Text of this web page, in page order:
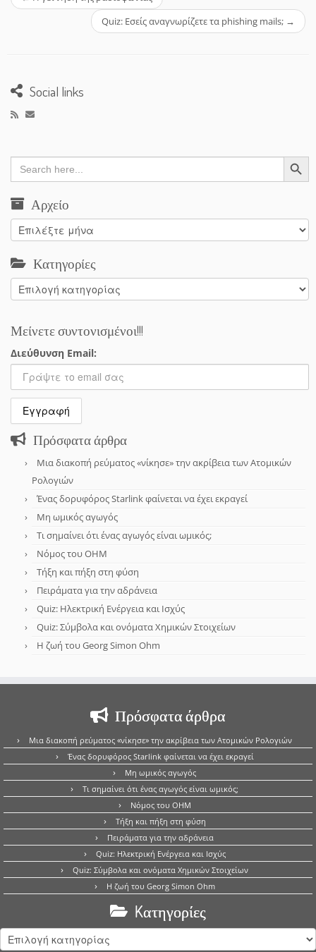
Quiz: Εσείς αναγνωρίζετε τα phishing mails; →
Social links
Search
for:
Search Button
Αρχείο
Αρχείο
Κατηγορίες
Κατηγορίες
Μείνετε συντονισμένοι!!!
Διεύθυνση Email:
Πρόσφατα άρθρα
Μια διακοπή ρεύματος «νίκησε» την ακρίβεια των Ατομικών
Ρολογιών
Ένας δορυφόρος Starlink φαίνεται να έχει εκραγεί
Μη ωμικός αγωγός
Τι σημαίνει ότι ένας αγωγός είναι ωμικός;
Νόμος του OHM
Τήξη και πήξη στη φύση
Πειράματα για την αδράνεια
Quiz: Ηλεκτρική Ενέργεια και Ισχύς
Quiz: Σύμβολα και ονόματα Χημικών Στοιχείων
Η ζωή του Georg Simon Ohm
Πρόσφατα άρθρα
Μια διακοπή ρεύματος «νίκησε» την ακρίβεια των Ατομικών Ρολογιών
Ένας δορυφόρος Starlink φαίνεται να έχει εκραγεί
Μη ωμικός αγωγός
Τι σημαίνει ότι ένας αγωγός είναι ωμικός;
Νόμος του OHM
Τήξη και πήξη στη φύση
Πειράματα για την αδράνεια
Quiz: Ηλεκτρική Ενέργεια και Ισχύς
Quiz: Σύμβολα και ονόματα Χημικών Στοιχείων
Η ζωή του Georg Simon Ohm
Kατηγορίες
Kατηγορίες